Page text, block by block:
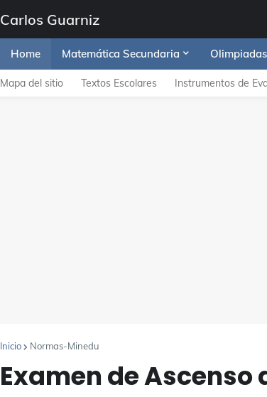
Carlos Guarniz
Home Matemática Secundaria
Mapa del sitio Textos Escolares Instrumentos de
Inicio Normas-Minedu
Examen de Ascenso